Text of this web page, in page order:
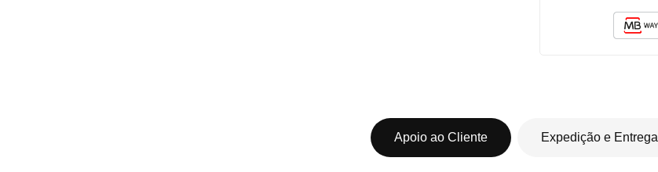
Apoio ao Cliente Expedição e Entrega